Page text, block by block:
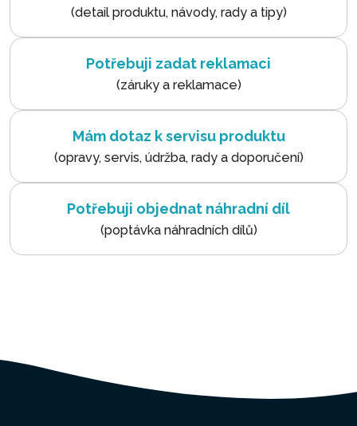
(detail produktu, návody, rady a tipy)
Potřebuji zadat reklamaci
(záruky a reklamace)
Mám dotaz k servisu produktu
(opravy, servis, údržba, rady a doporučení)
Potřebuji objednat náhradní díl
(poptávka náhradních dílů)